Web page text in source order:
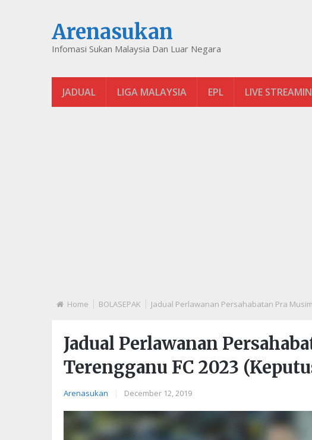
Arenasukan
Infomasi Sukan Malaysia Dan Luar Negara
JADUAL LIGA MALAYSIA EPL LIVE
Home BOLASEPAK Jadual Perlawanan Persahabatan Pra
Jadual Perlawanan
Terengganu FC 2023
Arenasukan December 12, 2019